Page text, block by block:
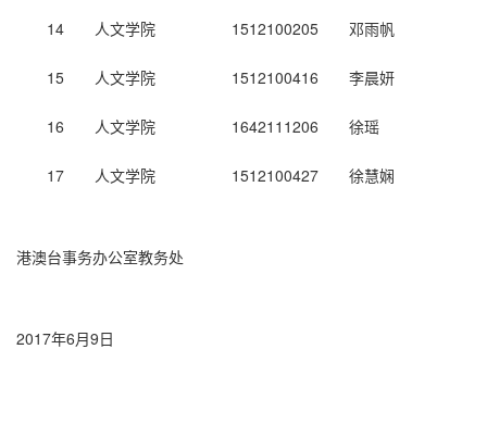
14 人文学院 1512100205 邓雨帆
15 人文学院 1512100416 李晨妍
16 人文学院 1642111206 徐瑶
17 人文学院 1512100427 徐慧娴
港澳台事务办公室教务处
2017年6月9日